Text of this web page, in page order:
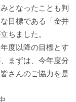
となったことも判
目標である「金井
ちました。
度以降の目標とす
まずは、今年度分
さんのご協力を是